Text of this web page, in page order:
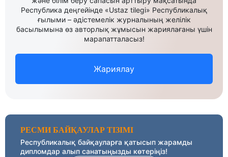
Республика деңгейінде «Ustaz tilegi» Республикалық
ғылыми – әдістемелік журналының желілік
басылымына өз авторлық жұмысын жариялағаны үшін
марапатталасыз!
Жариялау
РЕСМИ БАЙҚАУЛАР ТІЗІМІ
Республикалық байқауларға қатысып жарамды
дипломдар алып санатыңызды көтеріңіз!